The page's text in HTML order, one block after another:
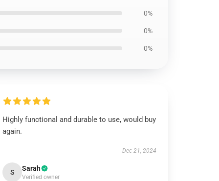
0%
0%
0%
Highly functional and durable to use, would buy
again.
Dec 21, 2024
S Sarah
Verified owner